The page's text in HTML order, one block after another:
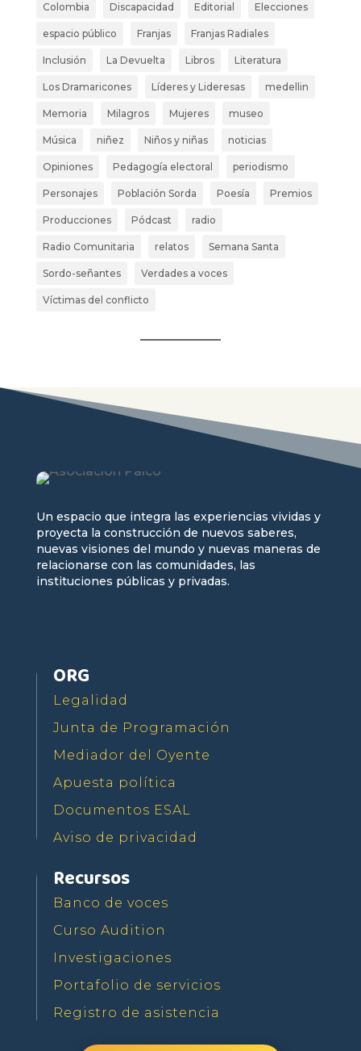
Colombia Discapacidad Editorial Elecciones
espacio público Franjas Franjas Radiales
Inclusión La Devuelta Libros Literatura
Los Dramaricones Líderes y Lideresas medellin
Memoria Milagros Mujeres museo
Música niñez Niños y niñas noticias
Opiniones Pedagogía electoral periodismo
Personajes Población Sorda Poesía Premios
Producciones Pódcast radio
Radio Comunitaria relatos Semana Santa
Sordo-señantes Verdades a voces
Víctimas del conflicto
Un espacio que integra las experiencias vividas y
proyecta la construcción de nuevos saberes,
nuevas visiones del mundo y nuevas maneras de
relacionarse con las comunidades, las
instituciones públicas y privadas.
ORG
Legalidad
Junta de Programación
Mediador del Oyente
Apuesta política
Documentos ESAL
Aviso de privacidad
Recursos
Banco de voces
Curso Audition
Investigaciones
Portafolio de servicios
Registro de asistencia